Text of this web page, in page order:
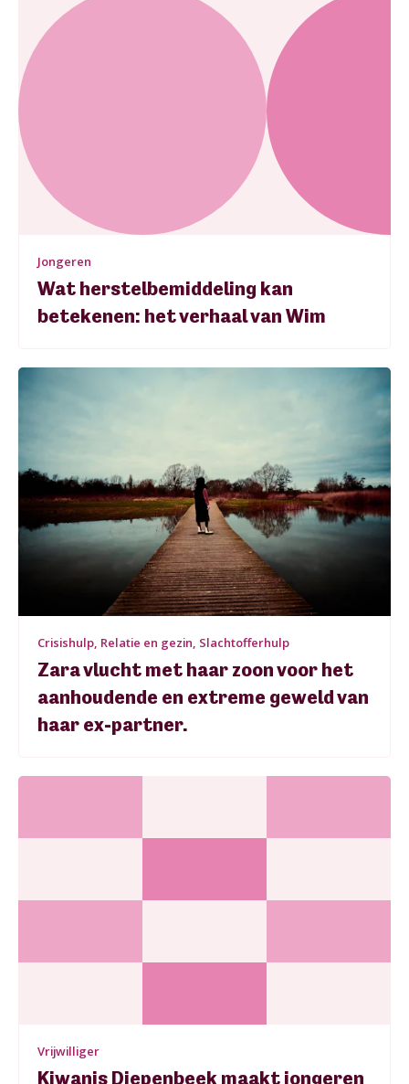
Jongeren
Wat herstelbemiddeling kan
betekenen: het verhaal van Wim
Crisishulp, Relatie en gezin, Slachtofferhulp
Zara vlucht met haar zoon voor het
aanhoudende en extreme geweld van
haar ex-partner.
Vrijwilliger
Kiwanis Diepenbeek maakt jongeren